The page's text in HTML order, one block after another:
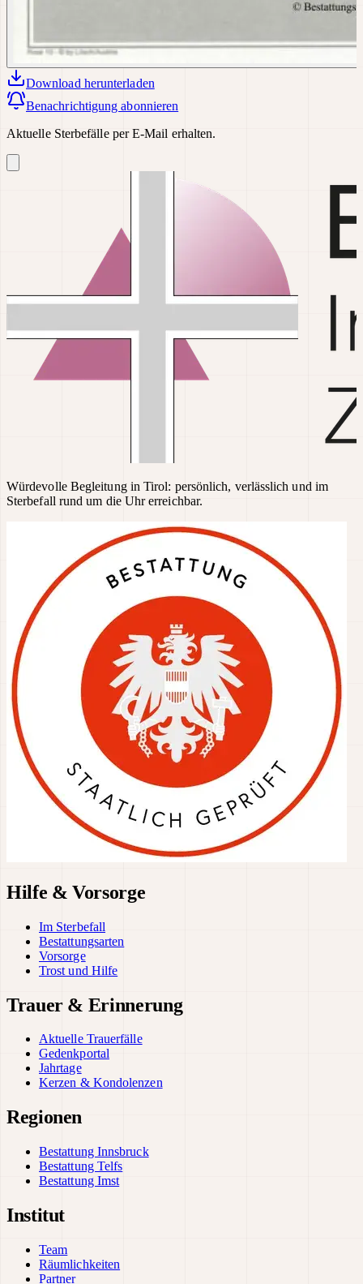
Download herunterladen
Benachrichtigung abonnieren
Aktuelle Sterbefälle per E-Mail erhalten.
Würdevolle Begleitung in Tirol: persönlich, verlässlich und im
Sterbefall rund um die Uhr erreichbar.
Hilfe & Vorsorge
Im Sterbefall
Bestattungsarten
Vorsorge
Trost und Hilfe
Trauer & Erinnerung
Aktuelle Trauerfälle
Gedenkportal
Jahrtage
Kerzen & Kondolenzen
Regionen
Bestattung Innsbruck
Bestattung Telfs
Bestattung Imst
Institut
Team
Räumlichkeiten
Partner